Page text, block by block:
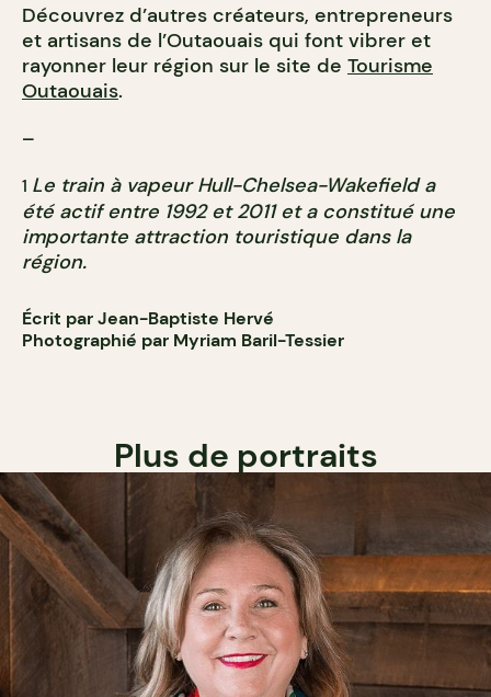
Découvrez d’autres créateurs, entrepreneurs
et artisans de l’Outaouais qui font vibrer et
rayonner leur région sur le site de Tourisme
Outaouais.
–
1 Le train à vapeur Hull-Chelsea-Wakefield a
été actif entre 1992 et 2011 et a constitué une
importante attraction touristique dans la
région.
Écrit par Jean-Baptiste Hervé
Photographié par Myriam Baril-Tessier
Plus de portraits